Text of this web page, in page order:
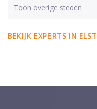
Toon overige steden
BEKIJK EXPERTS IN ELST